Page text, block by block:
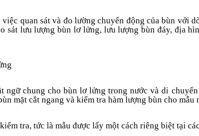
quan sát và đo lường chuyển động của bùn với
sát lưu lượng bùn lơ lửng, lưu lượng bùn đáy, địa
ngữ chung cho bùn lơ lửng trong nước và di
mặt cắt ngang và kiểm tra hàm lượng bùn cho
tra, tức là mẫu được lấy một cách riêng biệt tại